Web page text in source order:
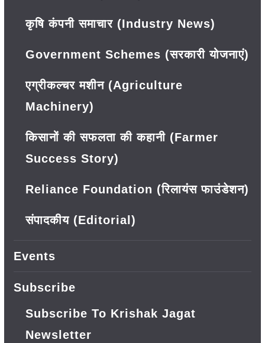
कृषि कंपनी समाचार (Industry News)
Government Schemes (सरकारी योजनाएं)
एग्रीकल्चर मशीन (Agriculture
Machinery)
किसानों की सफलता की कहानी (Farmer
Success Story)
Reliance Foundation (रिलायंस फाउंडेशन)
संपादकीय (Editorial)
Events
Subscribe
Subscribe To Krishak Jagat
Newsletter